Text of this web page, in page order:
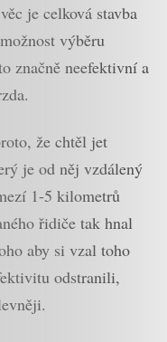
je celková stavba
výběru
značně neefektivní a
že chtěl jet
je od něj vzdálený
1-5 kilometrů
řidiče tak hnal
aby si vzal toho
odstranili,